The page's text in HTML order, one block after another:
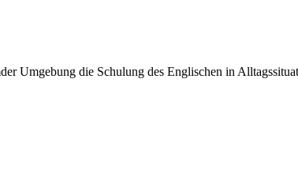
Umgebung die Schulung des Englischen in